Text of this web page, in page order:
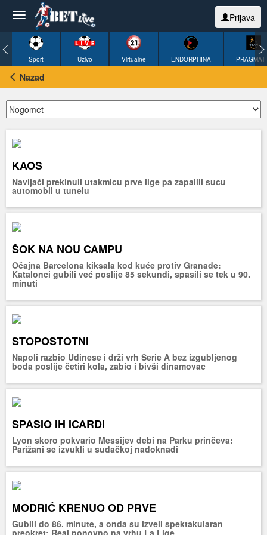
Prijava
Sport Uživo Virtualne ENDORPHINA
Nazad
KAOS
Navijači prekinuli utakmicu prve lige pa zapalili sucu
automobil u tunelu
ŠOK NA NOU CAMPU
Očajna Barcelona kiksala kod kuće protiv Granade:
Katalonci gubili već poslije 85 sekundi, spasili se tek u 90.
minuti
STOPOSTOTNI
Napoli razbio Udinese i drži vrh Serie A bez izgubljenog
boda poslije četiri kola, zabio i bivši dinamovac
SPASIO IH ICARDI
Lyon skoro pokvario Messijev debi na Parku prinčeva:
Parižani se izvukli u sudačkoj nadoknadi
MODRIĆ KRENUO OD PRVE
Gubili do 86. minute, a onda su izveli spektakularan
preokret: Real ponovno na vrhu La Lige